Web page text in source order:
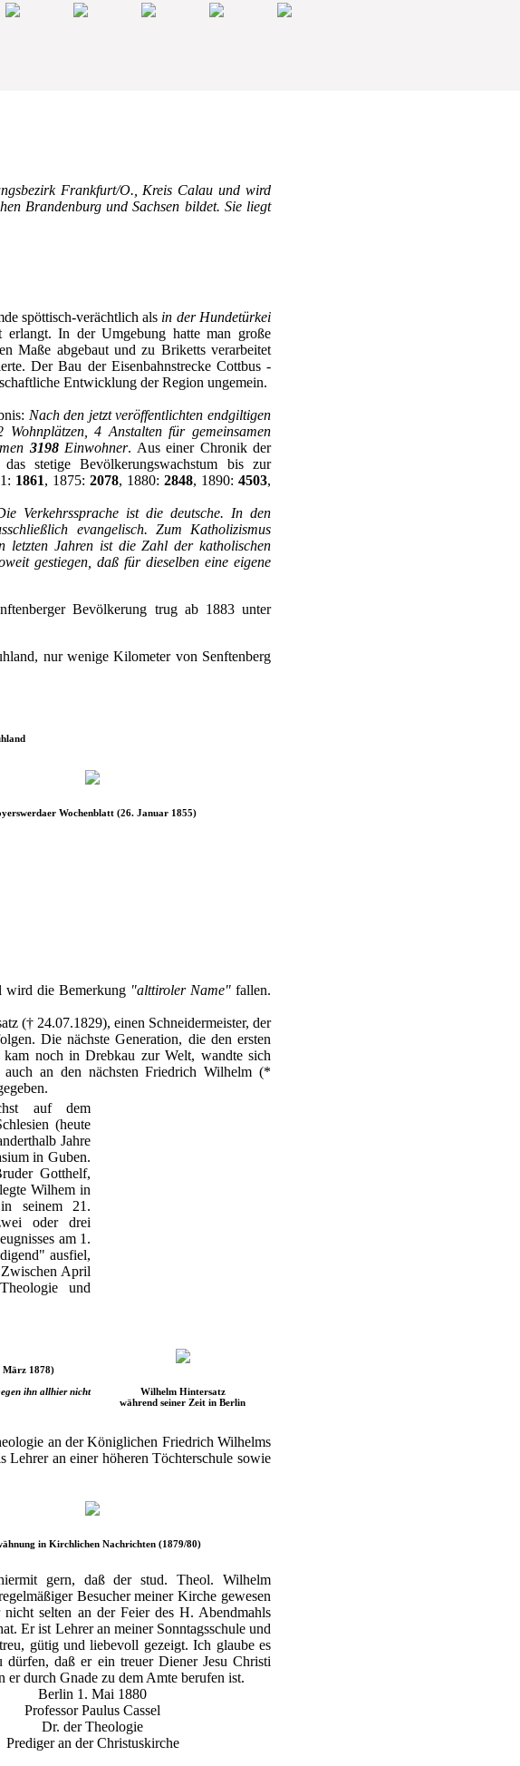
Frankfurt/O., Kreis Calau und wird
Brandenburg und Sachsen bildet. Sie liegt
spöttisch-verächtlich als in der Hundetürkei
erlangt. In der Umgebung hatte man große
Maße abgebaut und zu Briketts verarbeitet
Der Bau der Eisenbahnstrecke Cottbus -
Entwicklung der Region ungemein.
Nach den jetzt veröffentlichten endgiltigen
4 Anstalten für gemeinsamen
3198Einwohner. Aus einer Chronik der
stetige Bevölkerungswachstum bis zur
1861, 1875: 2078, 1880: 2848, 1890:4503,
Verkehrssprache ist die deutsche. In den
evangelisch. Zum Katholizismus
Jahren ist die Zahl der katholischen
gestiegen, daß für dieselben eine eigene
Bevölkerung trug ab 1883 unter
nur wenige Kilometer von Senftenberg
Wochenblatt (26. Januar 1855)
wird die Bemerkung "alttiroler Name"fallen.
(† 24.07.1829), einen Schneidermeister, der
Die nächste Generation, die den ersten
noch in Drebkau zur Welt, wandte sich
an den nächsten Friedrich Wilhelm (*
auf dem
(heute
Jahre
in Guben.
Gotthelf,
Wilhem in
seinem 21.
oder drei
am 1.
ausfiel,
April
und
März 1878)
ihn allhier nicht
Wilhelm Hintersatz
während seiner Zeit in Berlin
an der Königlichen Friedrich Wilhelms
an einer höheren Töchterschule sowie
in Kirchlichen Nachrichten (1879/80)
gern, daß der stud. Theol. Wilhelm
Besucher meiner Kirche gewesen
selten an der Feier des H. Abendmahls
Er ist Lehrer an meiner Sonntagsschule und
gütig und liebevoll gezeigt. Ich glaube es
dürfen, daß er ein treuer Diener Jesu Christi
er durch Gnade zu dem Amte berufen ist.
Berlin 1. Mai 1880
Professor Paulus Cassel
Dr. der Theologie
Prediger an der Christuskirche